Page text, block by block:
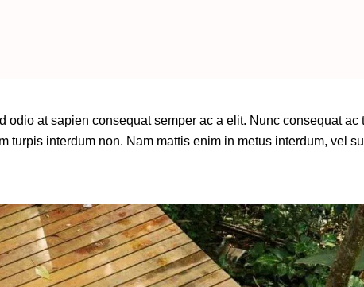
at sapien consequat semper ac a elit. Nunc consequat ac
turpis interdum non. Nam mattis enim in metus interdum, vel